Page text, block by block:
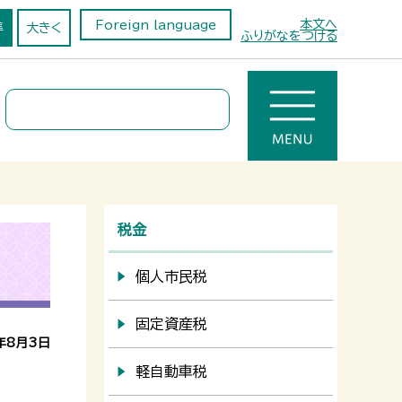
本文へ
大きく
Foreign language
ふりがなをつける
月3日
税金
個人市民税
固定資産税
軽自動車税